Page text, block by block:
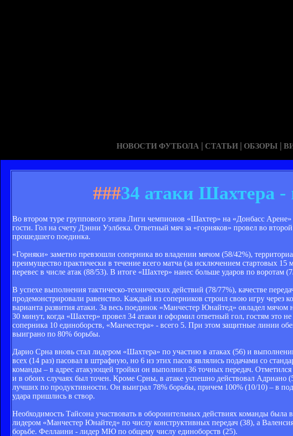
НОВОСТИ ФУТБОЛА | СТАТЬИ | ОБЗОРЫ |
###34 атаки Шахтера
Во втором туре группового этапа Лиги чемпионов «Шахтер» на «Донбасс
гости. Гол на счету Дэнни Уэлбека. Ответный мяч за «горняков» провел во
прошедшего поединка.
«Горняки» заметно превзошли соперника во владении мячом (58/42%),
преимущество практически в течение всего матча (за исключением стартовых
перевес в числе атак (88/53). В итоге «Шахтер» нанес больше ударов по воротам
В успехе выполнения тактическо-технических действий (78/77%), качестве
продемонстрировали равенство. Каждый из соперников строил свою игру через
варианта развития атаки. За весь поединок «Манчестер Юнайтед» овладел
30 минут, когда «Шахтер» провел 34 атаки и оформил ответный гол, гостям это
соперника 10 единоборств, «Манчестера» - всего 5. При этом защитные линии
выиграно по 80% борьбы.
Дарио Срна вновь стал лидером «Шахтера» по участию в атаках (56) и
всех (14 раз) пасовал в штрафную, но 6 из этих пасов являлись подачами со
команды – в адрес атакующей тройки он выполнил 36 точных передач.
и в обоих случаях был точен. Кроме Срны, в атаке успешно действовал Адриано
лучших по продуктивности. Он выиграл 78% борьбы, причем 100% (10/10) – в
удара пришлись в створ.
Необходимость Тайсона участвовать в оборонительных действиях команды
лидером «Манчестер Юнайтед» по числу конструктивных передач (38), а
борьбе. Феллаини - лидер МЮ по общему числу единоборств (25).